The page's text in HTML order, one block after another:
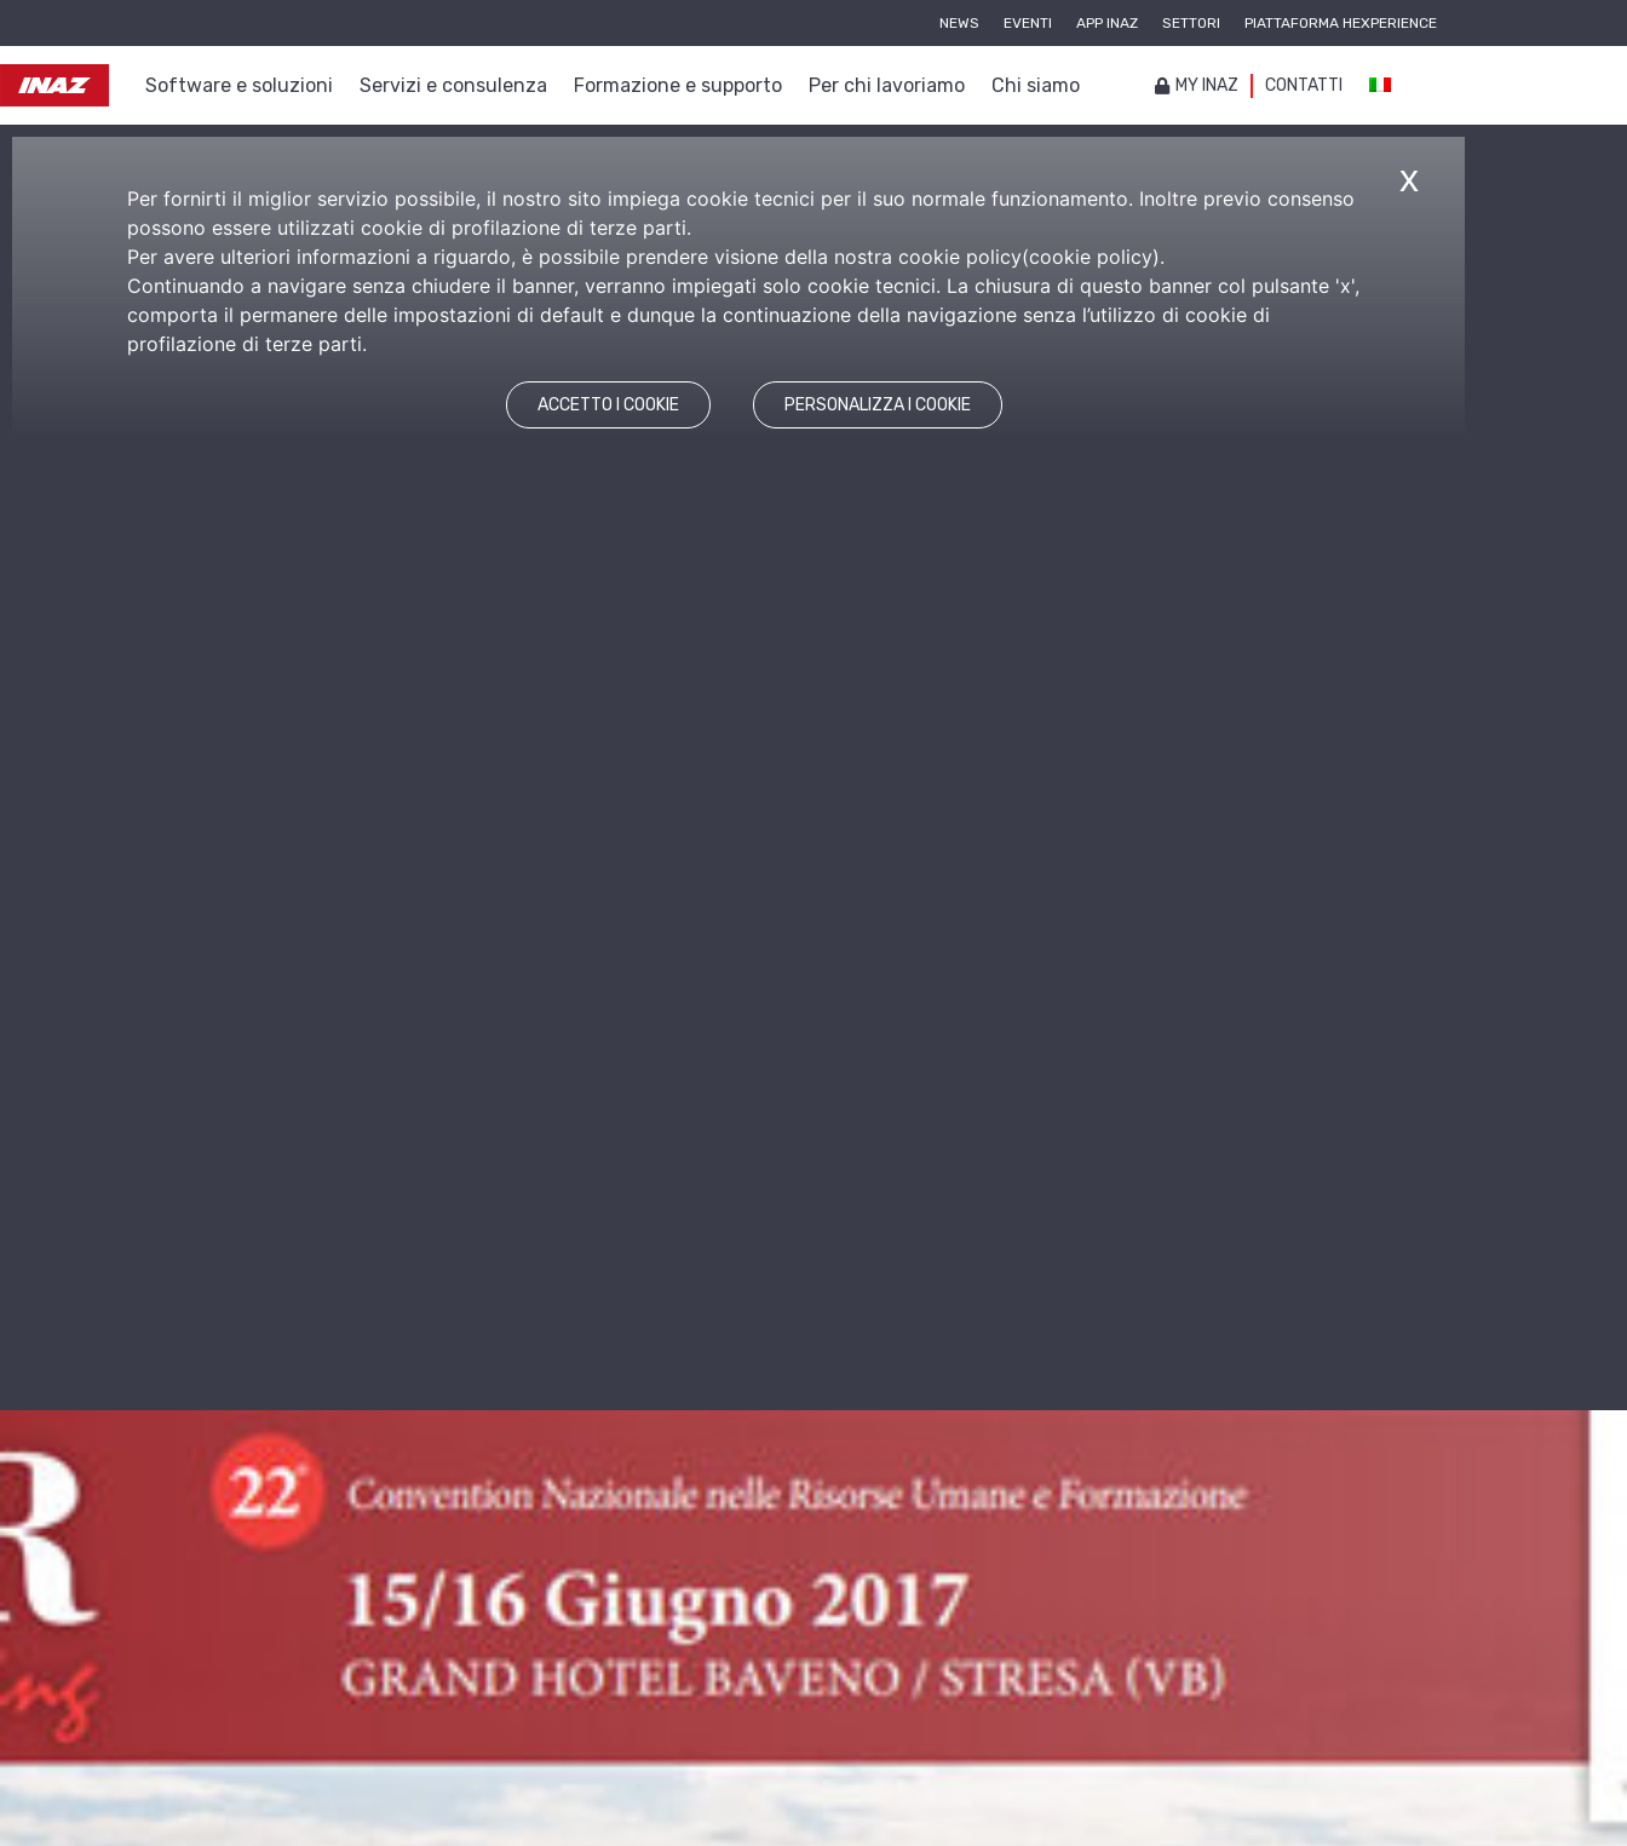
NEWS EVENTI APP INAZ SETTORI PIATTAFORMA HEXPERIENCE
Software e soluzioni Servizi e consulenza Formazione e supporto Per chi lavoriamo Chi siamo MY INAZ CONTATTI
x
Per fornirti il miglior servizio possibile, il nostro sito impiega cookie tecnici per il suo normale funzionamento. Inoltre previo consenso
possono essere utilizzati cookie di profilazione di terze parti.
Per avere ulteriori informazioni a riguardo, è possibile prendere visione della nostra cookie policy(cookie policy).
Continuando a navigare senza chiudere il banner, verranno impiegati solo cookie tecnici. La chiusura di questo banner col pulsante 'x',
comporta il permanere delle impostazioni di default e dunque la continuazione della navigazione senza l’utilizzo di cookie di
profilazione di terze parti.
ACCETTO I COOKIE PERSONALIZZA I COOKIE